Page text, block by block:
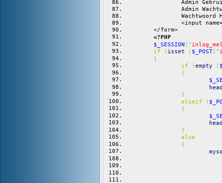
Admin
Admin
<input
	</form>
<?PHP
$_SESSION [
if
( isset ( $_POST [
{
if
(empty (
{
}
elseif
(
{
}
else
{